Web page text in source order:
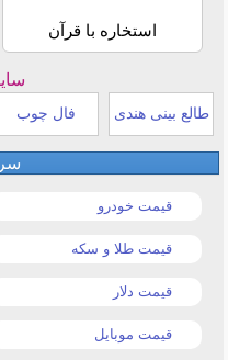
استخاره با قرآن
طالع بینی هندی فال چوب
قیمت خودرو
قیمت طلا و سکه
قیمت دلار
قیمت موبایل